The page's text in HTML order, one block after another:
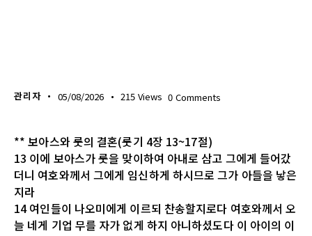
관리자 05/08/2026 215 Views 0 Comments
** 보아스와 룻의 결혼(룻기 4장 13~17절)
13 이에 보아스가 룻을 맞이하여 아내로 삼고 그에게 들어갔
더니 여호와께서 그에게 임신하게 하시므로 그가 아들을 낳은
지라
14 여인들이 나오미에게 이르되 찬송할지로다 여호와께서 오
늘 네게 기업 무를 자가 없게 하지 아니하셨도다 이 아이의 이